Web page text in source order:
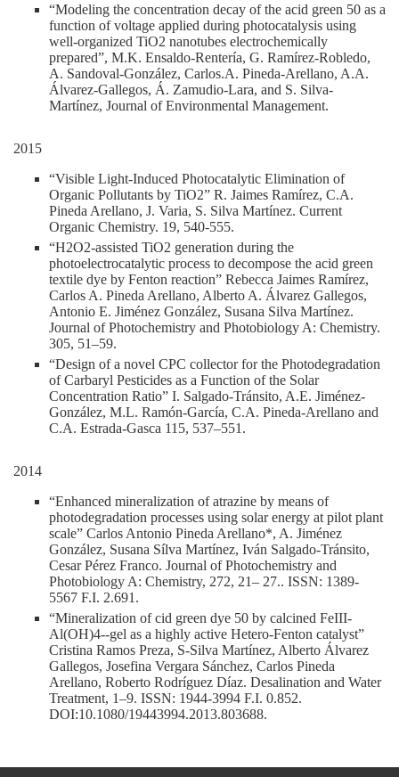
“Modeling the concentration decay of the acid green 50 as a
function of voltage applied during photocatalysis using
well-organized TiO2 nanotubes electrochemically
prepared”, M.K. Ensaldo-Rentería, G. Ramírez-Robledo,
A. Sandoval-González, Carlos.A. Pineda-Arellano, A.A.
Álvarez-Gallegos, Á. Zamudio-Lara, and S. Silva-
Martínez, Journal of Environmental Management.
2015
“Visible Light-Induced Photocatalytic Elimination of
Organic Pollutants by TiO2” R. Jaimes Ramírez, C.A.
Pineda Arellano, J. Varia, S. Silva Martínez. Current
Organic Chemistry. 19, 540-555.
“H2O2-assisted TiO2 generation during the
photoelectrocatalytic process to decompose the acid green
textile dye by Fenton reaction” Rebecca Jaimes Ramírez,
Carlos A. Pineda Arellano, Alberto A. Álvarez Gallegos,
Antonio E. Jiménez González, Susana Silva Martínez.
Journal of Photochemistry and Photobiology A: Chemistry.
305, 51–59.
“Design of a novel CPC collector for the Photodegradation
of Carbaryl Pesticides as a Function of the Solar
Concentration Ratio” I. Salgado-Tránsito, A.E. Jiménez-
González, M.L. Ramón-García, C.A. Pineda-Arellano and
C.A. Estrada-Gasca 115, 537–551.
2014
“Enhanced mineralization of atrazine by means of
photodegradation processes using solar energy at pilot plant
scale” Carlos Antonio Pineda Arellano*, A. Jiménez
González, Susana Sílva Martínez, Iván Salgado-Tránsito,
Cesar Pérez Franco. Journal of Photochemistry and
Photobiology A: Chemistry, 272, 21– 27.. ISSN: 1389-
5567 F.I. 2.691.
“Mineralization of cid green dye 50 by calcined FeIII-
Al(OH)4--gel as a highly active Hetero-Fenton catalyst”
Cristina Ramos Preza, S-Silva Martínez, Alberto Álvarez
Gallegos, Josefina Vergara Sánchez, Carlos Pineda
Arellano, Roberto Rodríguez Díaz. Desalination and Water
Treatment, 1–9. ISSN: 1944-3994 F.I. 0.852.
DOI:10.1080/19443994.2013.803688.